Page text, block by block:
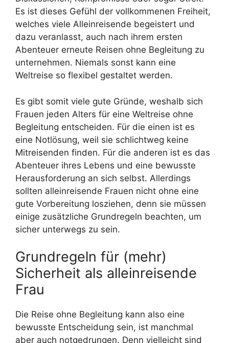
Es ist dieses Gefühl der vollkommenen Freiheit,
welches viele Alleinreisende begeistert und
dazu veranlasst, auch nach ihrem ersten
Abenteuer erneute Reisen ohne Begleitung zu
unternehmen. Niemals sonst kann eine
Weltreise so flexibel gestaltet werden.
Es gibt somit viele gute Gründe, weshalb sich
Frauen jeden Alters für eine Weltreise ohne
Begleitung entscheiden. Für die einen ist es
eine Notlösung, weil sie schlichtweg keine
Mitreisenden finden. Für die anderen ist es das
Abenteuer ihres Lebens und eine bewusste
Herausforderung an sich selbst. Allerdings
sollten alleinreisende Frauen nicht ohne eine
gute Vorbereitung losziehen, denn sie müssen
einige zusätzliche Grundregeln beachten, um
sicher unterwegs zu sein.
Grundregeln für (mehr)
Sicherheit als alleinreisende
Frau
Die Reise ohne Begleitung kann also eine
bewusste Entscheidung sein, ist manchmal
aber auch notgedrungen. Denn vielleicht sind